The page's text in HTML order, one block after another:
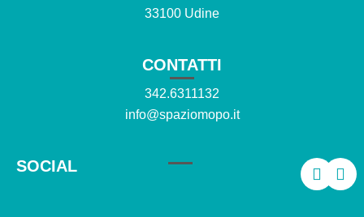
33100 Udine
CONTATTI
342.6311132
info@spaziomopo.it
SOCIAL